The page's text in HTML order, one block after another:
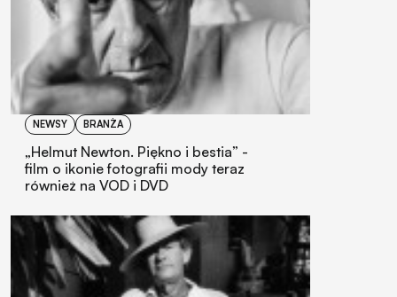
NEWSY BRANŻA
„Helmut Newton. Piękno i bestia” -
film o ikonie fotografii mody teraz
również na VOD i DVD